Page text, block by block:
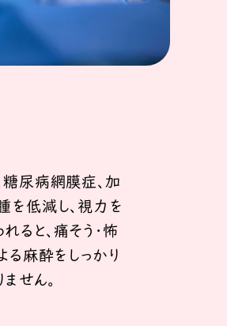
尿病網膜症、加
低減し、視力を
ると、痛そう・怖
る麻酔をしっかり
せん。